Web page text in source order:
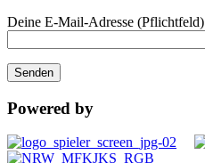
Deine E-Mail-Adresse (Pflichtfeld)
Powered by